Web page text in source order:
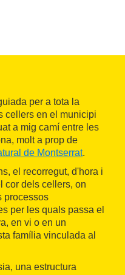
per a tota la
cellers en el municipi
a mig camí entre les
molt a prop de
de Montserrat.
el recorregut, d'hora i
cor dels cellers, on
processos
per les quals passa el
en vi o en un
família vinculada al
una estructura